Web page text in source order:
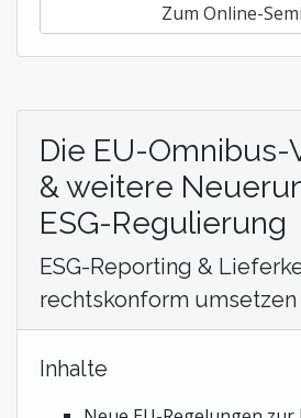
Zum Online-
Die EU-Omnibus-
& weitere
ESG-Regulierung
ESG-Reporting &
rechtskonform umsetzen
Inhalte